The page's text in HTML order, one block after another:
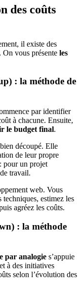
des coûts
il existe des
On vous présente les
: la méthode de
par identifier
à chacune. Ensuite,
le budget final.
découpé. Elle
de leur propre
: pour un projet
travail.
web. Vous
estimez les
agréez les coûts.
: la méthode
par analogie s’appuie
à des initiatives
selon l’évolution des